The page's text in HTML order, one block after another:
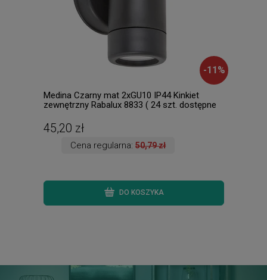
-11%
Medina Czarny mat 2xGU10 IP44 Kinkiet
zewnętrzny Rabalux 8833 ( 24 szt. dostępne
45,20 zł
Cena regularna:50,79 zł
DO KOSZYKA